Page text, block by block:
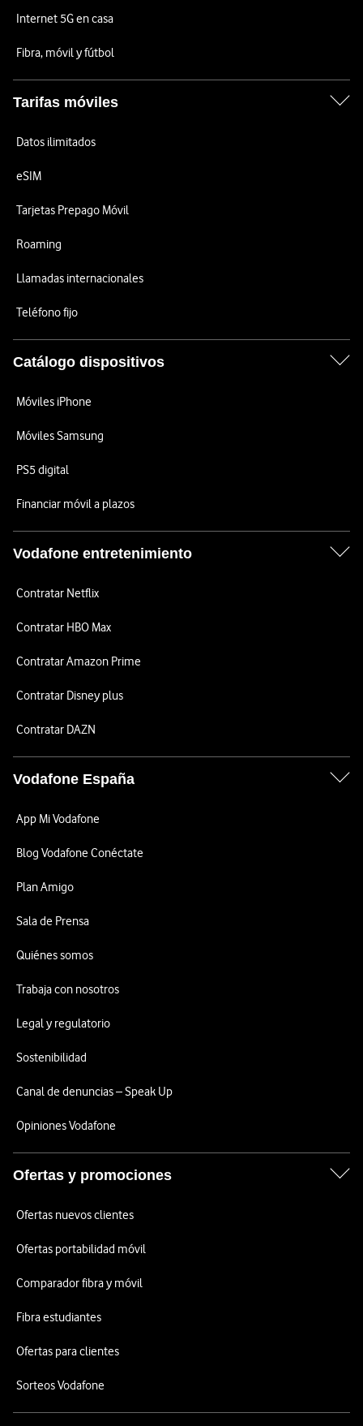
Internet 5G en casa
Fibra, móvil y fútbol
Tarifas móviles
Datos ilimitados
eSIM
Tarjetas Prepago Móvil
Roaming
Llamadas internacionales
Teléfono fijo
Catálogo dispositivos
Móviles iPhone
Móviles Samsung
PS5 digital
Financiar móvil a plazos
Vodafone entretenimiento
Contratar Netflix
Contratar HBO Max
Contratar Amazon Prime
Contratar Disney plus
Contratar DAZN
Vodafone España
App Mi Vodafone
Blog Vodafone Conéctate
Plan Amigo
Sala de Prensa
Quiénes somos
Trabaja con nosotros
Legal y regulatorio
Sostenibilidad
Canal de denuncias – Speak Up
Opiniones Vodafone
Ofertas y promociones
Ofertas nuevos clientes
Ofertas portabilidad móvil
Comparador fibra y móvil
Fibra estudiantes
Ofertas para clientes
Sorteos Vodafone